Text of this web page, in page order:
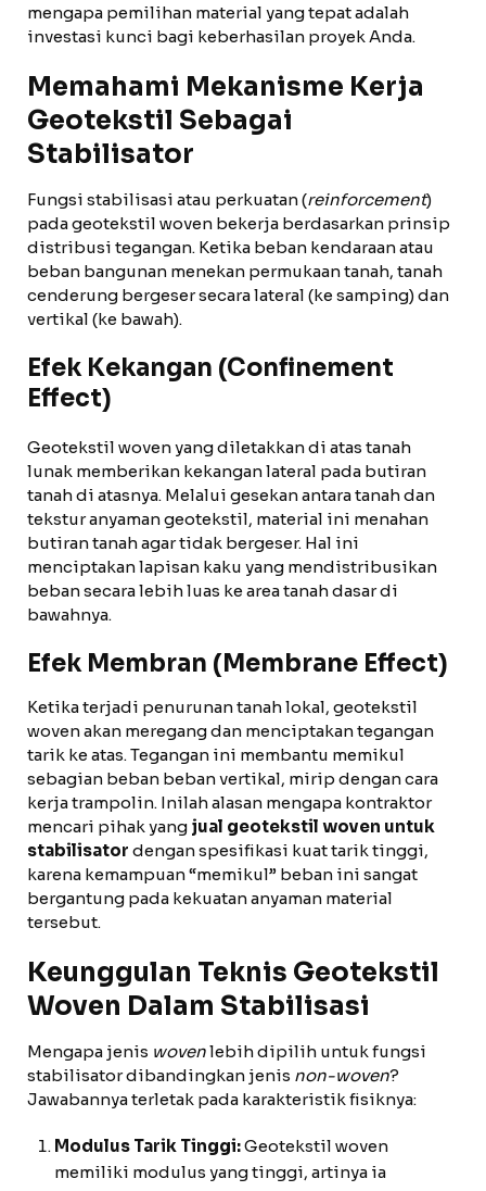
mengapa pemilihan material yang tepat adalah
investasi kunci bagi keberhasilan proyek Anda.
Memahami Mekanisme Kerja
Geotekstil Sebagai
Stabilisator
Fungsi stabilisasi atau perkuatan (reinforcement)
pada geotekstil woven bekerja berdasarkan prinsip
distribusi tegangan. Ketika beban kendaraan atau
beban bangunan menekan permukaan tanah, tanah
cenderung bergeser secara lateral (ke samping) dan
vertikal (ke bawah).
Efek Kekangan (Confinement
Effect)
Geotekstil woven yang diletakkan di atas tanah
lunak memberikan kekangan lateral pada butiran
tanah di atasnya. Melalui gesekan antara tanah dan
tekstur anyaman geotekstil, material ini menahan
butiran tanah agar tidak bergeser. Hal ini
menciptakan lapisan kaku yang mendistribusikan
beban secara lebih luas ke area tanah dasar di
bawahnya.
Efek Membran (Membrane Effect)
Ketika terjadi penurunan tanah lokal, geotekstil
woven akan meregang dan menciptakan tegangan
tarik ke atas. Tegangan ini membantu memikul
sebagian beban beban vertikal, mirip dengan cara
kerja trampolin. Inilah alasan mengapa kontraktor
mencari pihak yang jual geotekstil woven untuk
stabilisator dengan spesifikasi kuat tarik tinggi,
karena kemampuan “memikul” beban ini sangat
bergantung pada kekuatan anyaman material
tersebut.
Keunggulan Teknis Geotekstil
Woven Dalam Stabilisasi
Mengapa jenis wovenlebih dipilih untuk fungsi
stabilisator dibandingkan jenis non-woven?
Jawabannya terletak pada karakteristik fisiknya:
Modulus Tarik Tinggi:Geotekstil woven
memiliki modulus yang tinggi, artinya ia